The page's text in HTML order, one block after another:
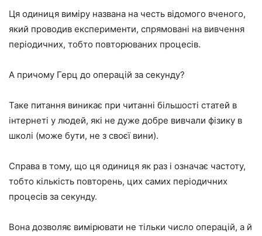
Ця одиниця виміру названа на честь відомого вченого,
який проводив експерименти, спрямовані на вивчення
періодичних, тобто повторюваних процесів.
А причому Герц до операцій за секунду?
Таке питання виникає при читанні більшості статей в
інтернеті у людей, які не дуже добре вивчали фізику в
школі (може бути, не з своєї вини).
Справа в тому, що ця одиниця як раз і означає частоту,
тобто кількість повторень, цих самих періодичних
процесів за секунду.
Вона дозволяє вимірювати не тільки число операцій, а й